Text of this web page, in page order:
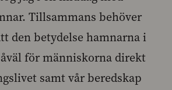
Tillsammans behöver
den betydelse hamnarna i
för människorna direkt
samt vår beredskap